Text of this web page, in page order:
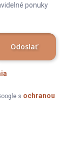
ponuky
Odoslať
s ochranou